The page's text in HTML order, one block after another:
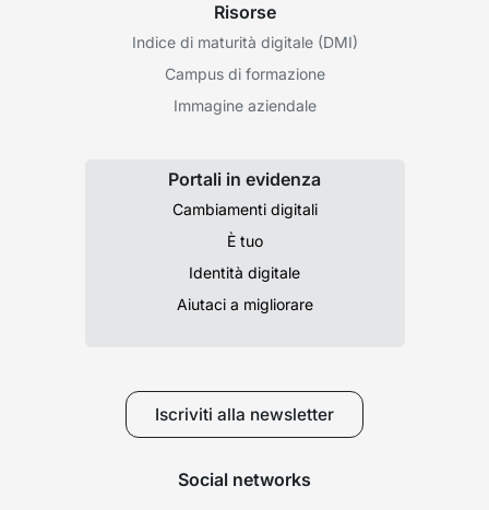
Risorse
Indice di maturità digitale (DMI)
Campus di formazione
Immagine aziendale
Portali in evidenza
Cambiamenti digitali
È tuo
Identità digitale
Aiutaci a migliorare
Iscriviti alla newsletter
Social networks